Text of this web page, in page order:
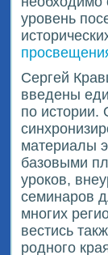
уровень
Сергей
введены
по истории.
материалы
базовыми
уроков,
семинаров
многих
вестись
родного